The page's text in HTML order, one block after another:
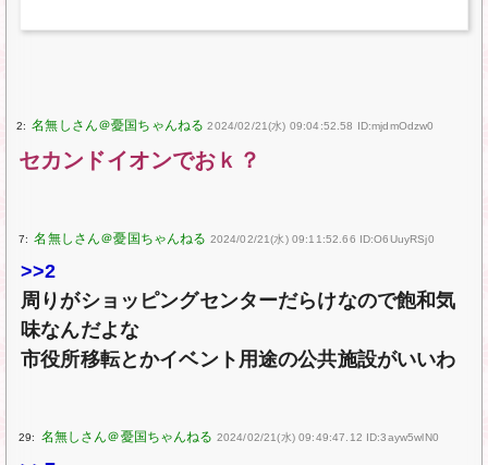
2: 2024/02/21(水) 09:04:52.58 ID:mjdmOdzw0
セカンドイオンでおｋ？
7: 2024/02/21(水) 09:11:52.66 ID:O6UuyRSj0
>>2
周りがショッピングセンターだらけなので飽和気
味なんだよな
市役所移転とかイベント用途の公共施設がいいわ
29: 2024/02/21(水) 09:49:47.12 ID:3ayw5wlN0